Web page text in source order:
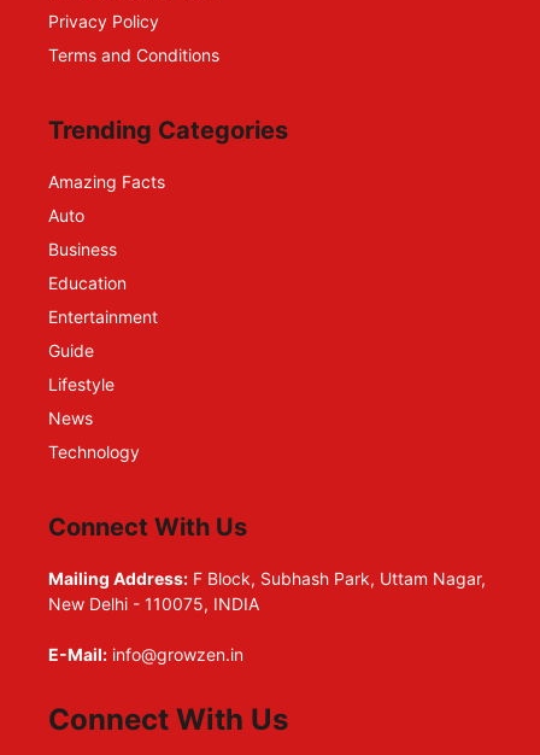
Privacy Policy
Terms and Conditions
Trending Categories
Amazing Facts
Auto
Business
Education
Entertainment
Guide
Lifestyle
News
Technology
Connect With Us
Mailing Address: F Block, Subhash Park, Uttam Nagar,
New Delhi - 110075, INDIA
E-Mail: info@growzen.in
Connect With Us